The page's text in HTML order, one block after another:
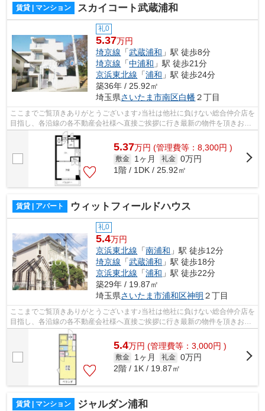
賃貸 | マンション スカイコート武蔵浦和
礼0
5.37万円
埼京線 「武蔵浦和 」駅 徒歩8分
埼京線 「中浦和 」駅 徒歩21分
京浜東北線 「浦和 」駅 徒歩24分
築36年 / 25.92㎡
埼玉県さいたま市南区白幡２丁目
ここまでご覧頂きありがとうございます♪当社は他社に負けない総合仲介店を
目指し、各沿線の各不動産会社様へ直接ご挨拶に行き最新の物件を頂きお客
様へ提供しております！最新の情報は...
5.37万円 (管理費等：8,300円 )
敷金 1ヶ月 礼金 0万円
1階 / 1DK / 25.92㎡
賃貸 | アパート ウィットフィールドハウス
礼0
5.4万円
京浜東北線 「南浦和 」駅 徒歩12分
埼京線 「武蔵浦和 」駅 徒歩18分
京浜東北線 「浦和 」駅 徒歩22分
築29年 / 19.87㎡
埼玉県さいたま市浦和区神明 ２丁目
ここまでご覧頂きありがとうございます♪当社は他社に負けない総合仲介店を
目指し、各沿線の各不動産会社様へ直接ご挨拶に行き最新の物件を頂きお客
様へ提供しております！最新の情報は...
5.4万円 (管理費等：3,000円 )
敷金 1ヶ月 礼金 0万円
2階 / 1K / 19.87㎡
賃貸 | マンション ジャルダン浦和